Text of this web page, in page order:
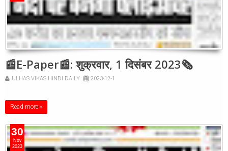
📰E-Paper📰: शुक्रवार, 1 दिसंबर 2023🗞
ULHAS VIKAS HINDI DAILY 2023-12-1
Read more »
30
Nov
2023